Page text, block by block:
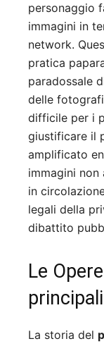
personaggio
immagini in
network.
pratica
paradossale
delle
difficile per i
giustificare il
amplificato
immagini
in
legali della
dibattito
Le
La storia del